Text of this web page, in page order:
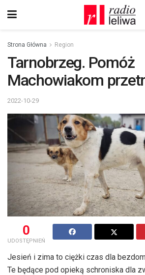
Strona Główna Region
Tarnobrzeg. Pomóż
Machowiakom
2022-10-29
0
UDOSTĘPNIEŃ
Jesień i zima to ciężki czas dla
Te będące pod opieką schroniska dla